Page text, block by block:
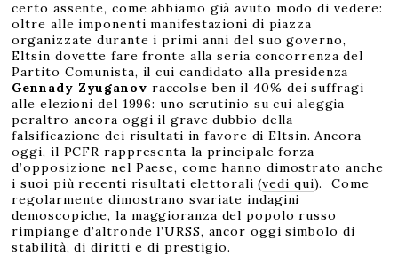
certo assente, come abbiamo già avuto modo di vedere:
oltre alle imponenti manifestazioni di piazza
organizzate durante i primi anni del suo governo,
Eltsin dovette fare fronte alla seria concorrenza del
Partito Comunista, il cui candidato alla presidenza
Gennady Zyuganov raccolse ben il 40% dei suffragi
alle elezioni del 1996: uno scrutinio su cui aleggia
peraltro ancora oggi il grave dubbio della
falsificazione dei risultati in favore di Eltsin. Ancora
oggi, il PCFR rappresenta la principale forza
d’opposizione nel Paese, come hanno dimostrato anche
i suoi più recenti risultati elettorali (vedi qui). Come
regolarmente dimostrano svariate indagini
demoscopiche, la maggioranza del popolo russo
rimpiange d’altronde l’URSS, ancor oggi simbolo di
stabilità, di diritti e di prestigio.